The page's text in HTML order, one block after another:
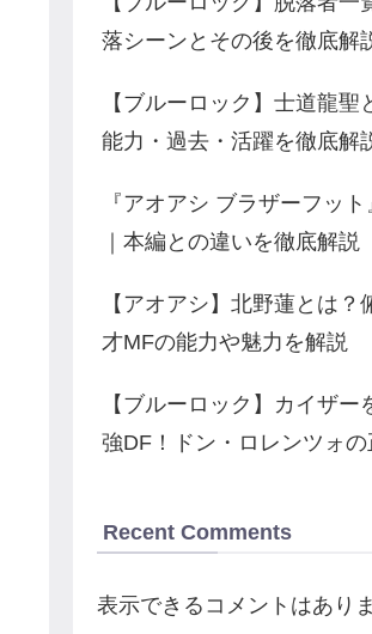
落シーンとその後を徹底解
【ブルーロック】士道龍聖
能力・過去・活躍を徹底解
『アオアシ ブラザーフッ
｜本編との違いを徹底解説
【アオアシ】北野蓮とは？
才MFの能力や魅力を解説
【ブルーロック】カイザー
強DF！ドン・ロレンツォ
Recent Comments
表示できるコメントはあり